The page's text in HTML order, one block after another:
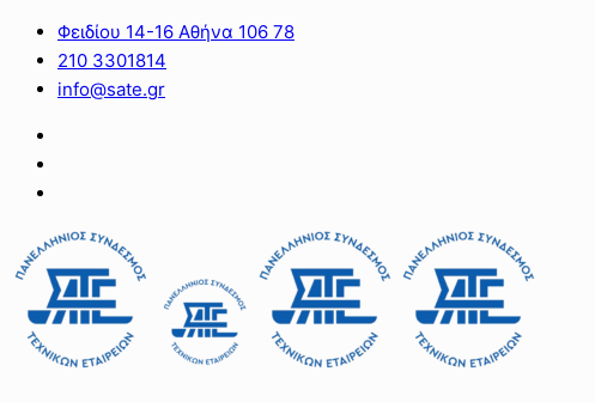
Φειδίου 14-16 Αθήνα 106 78
210 3301814
info@sate.gr